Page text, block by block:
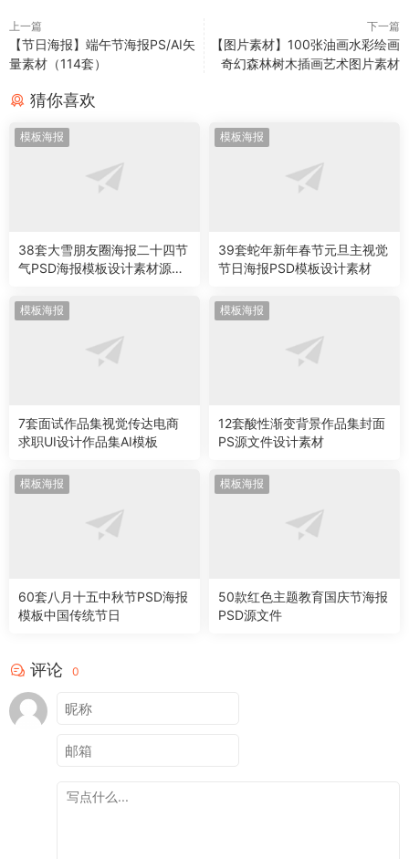
上一篇
【节日海报】端午节海报PS/AI矢
量素材（114套）
下一篇
【图片素材】100张油画水彩绘画
奇幻森林树木插画艺术图片素材
猜你喜欢
模板海报
38套大雪朋友圈海报二十四节
气PSD海报模板设计素材源文
模板海报
39套蛇年新年春节元旦主视觉
节日海报PSD模板设计素材
模板海报
7套面试作品集视觉传达电商
求职UI设计作品集AI模板
模板海报
12套酸性渐变背景作品集封面
PS源文件设计素材
模板海报
60套八月十五中秋节PSD海报
模板中国传统节日
模板海报
50款红色主题教育国庆节海报
PSD源文件
评论 0